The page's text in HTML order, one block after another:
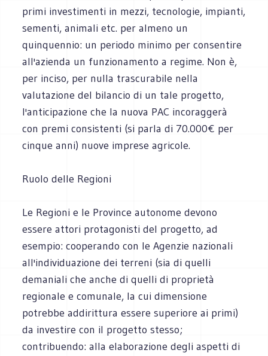
primi investimenti in mezzi, tecnologie, impianti,
sementi, animali etc. per almeno un
quinquennio: un periodo minimo per consentire
all'azienda un funzionamento a regime. Non è,
per inciso, per nulla trascurabile nella
valutazione del bilancio di un tale progetto,
l'anticipazione che la nuova PAC incoraggerà
con premi consistenti (si parla di 70.000€ per
cinque anni) nuove imprese agricole.
Ruolo delle Regioni
Le Regioni e le Province autonome devono
essere attori protagonisti del progetto, ad
esempio: cooperando con le Agenzie nazionali
all'individuazione dei terreni (sia di quelli
demaniali che anche di quelli di proprietà
regionale e comunale, la cui dimensione
potrebbe addirittura essere superiore ai primi)
da investire con il progetto stesso;
contribuendo: alla elaborazione degli aspetti di